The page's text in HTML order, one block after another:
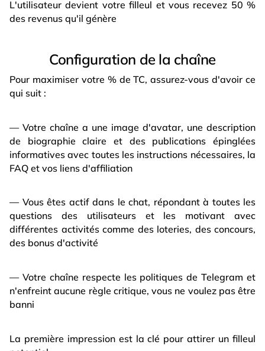
L'utilisateur devient votre filleul et vous recevez 50 %
des revenus qu'il génère
Configuration de la chaîne
Pour maximiser votre % de TC, assurez-vous d'avoir ce
qui suit :
— Votre chaîne a une image d'avatar, une description
de biographie claire et des publications épinglées
informatives avec toutes les instructions nécessaires, la
FAQ et vos liens d'affiliation
— Vous êtes actif dans le chat, répondant à toutes les
questions des utilisateurs et les motivant avec
différentes activités comme des loteries, des concours,
des bonus d'activité
— Votre chaîne respecte les politiques de Telegram et
n'enfreint aucune règle critique, vous ne voulez pas être
banni
La première impression est la clé pour attirer un filleul